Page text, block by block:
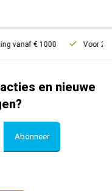
vanaf € 1000 Voor
en nieuwe
Abonneer